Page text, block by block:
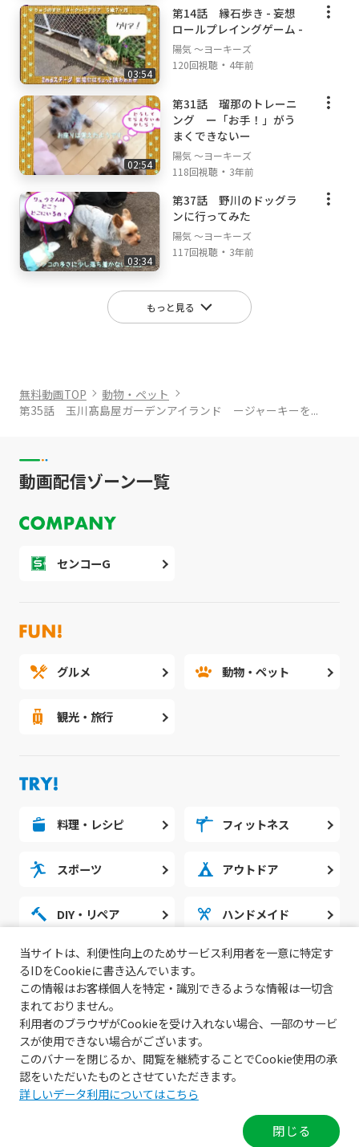
03:54
第14話 縁石歩き - 妄想
ロールプレイングゲーム -
陽気 ～ヨーキーズ
120回視聴 ・ 4年前
02:54
第31話 瑠那のトレーニ
ング ー「お手！」がう
まくできないー
陽気 ～ヨーキーズ
118回視聴 ・ 3年前
03:34
第37話 野川のドッグラ
ンに行ってみた
陽気 ～ヨーキーズ
117回視聴 ・ 3年前
もっと見る
無料動画TOP
動物・ペット
第35話 玉川髙島屋ガーデンアイランド ージャーキーを...
動画配信ゾーン一覧
センコーG
グルメ 動物・ペット
観光・旅行
料理・レシピ フィットネス
スポーツ アウトドア
DIY・リペア ハンドメイド
勉強・スタディ ノウハウ
© 2022 無料動画サイトGoody!TV.
当サイトは、利便性向上のためサービス利用者を一意に特定す
るIDをCookieに書き込んでいます。
この情報はお客様個人を特定・識別できるような情報は一切含
まれておりません。
利用者のブラウザがCookieを受け入れない場合、一部のサービ
スが使用できない場合がございます。
このバナーを閉じるか、閲覧を継続することでCookie使用の承
認をいただいたものとさせていただきます。
詳しいデータ利用についてはこちら
閉じる